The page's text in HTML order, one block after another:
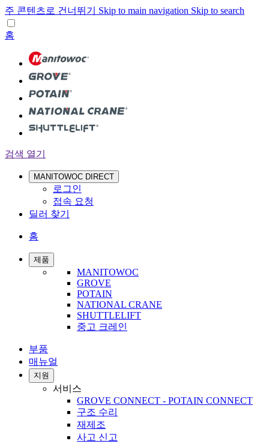
주 콘텐츠로 건너뛰기 Skip to main navigation Skip to search
홈
검색 열기
MANITOWOC DIRECT
로그인
접속 요청
딜러 찾기
홈
제품
MANITOWOC
GROVE
POTAIN
NATIONAL CRANE
SHUTTLELIFT
중고 크레인
부품
매뉴얼
지원
서비스
GROVE CONNECT - POTAIN CONNECT
구조 수리
재제조
사고 신고